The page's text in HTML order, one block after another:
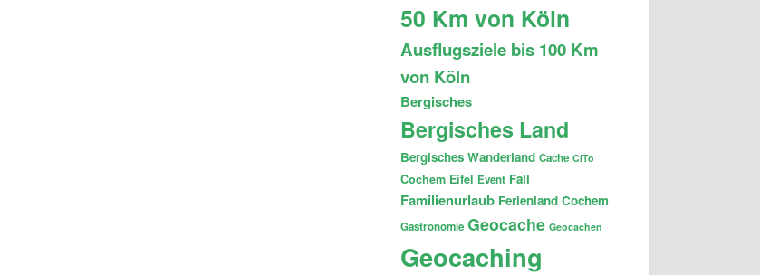
50 Km von Köln
Ausflugsziele bis 100 Km
von Köln
Bergisches
Bergisches Land
Bergisches Wanderland Cache CiTo
Cochem Eifel Event Fail
Familienurlaub Ferienland Cochem
Gastronomie Geocache Geocachen
Geocaching